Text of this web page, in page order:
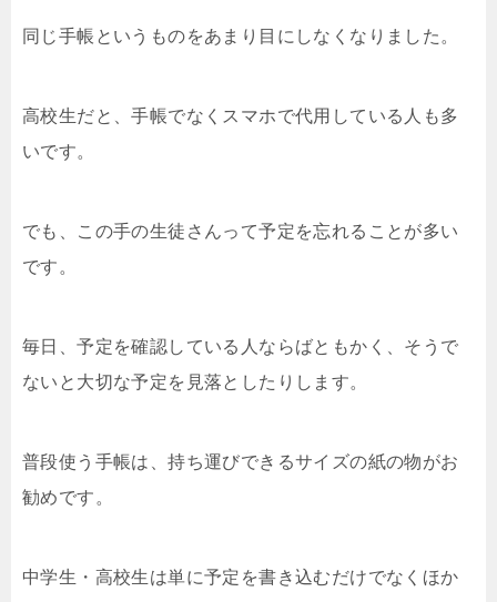
同じ手帳というものをあまり目にしなくなりました。
高校生だと、手帳でなくスマホで代用している人も多
いです。
でも、この手の生徒さんって予定を忘れることが多い
です。
毎日、予定を確認している人ならばともかく、そうで
ないと大切な予定を見落としたりします。
普段使う手帳は、持ち運びできるサイズの紙の物がお
勧めです。
中学生・高校生は単に予定を書き込むだけでなくほか